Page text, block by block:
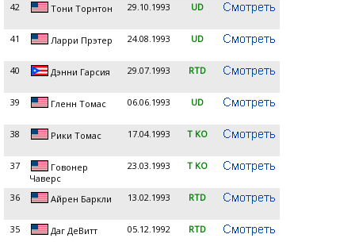
42 Тони Торнтон 29.10.1993 UD
41 Ларри Прэтер 24.08.1993 UD
40 Дэнни Гарсия 29.07.1993 RTD
39 Гленн Томас 06.06.1993 UD
38 Рики Томас 17.04.1993 T KO
37
Говонер
Чаверс
23.03.1993 T KO
36 Айрен Баркли 13.02.1993 RTD
35 Даг ДеВитт 05.12.1992 RTD